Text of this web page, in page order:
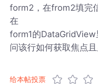
form2，在from2填完
在
form1的
问该行如何获取焦点
给本帖投票